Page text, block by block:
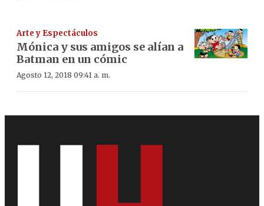
Arte y Espectáculos
Mónica y sus amigos se alían a
Batman en un cómic
Agosto 12, 2018 09:41 a. m.